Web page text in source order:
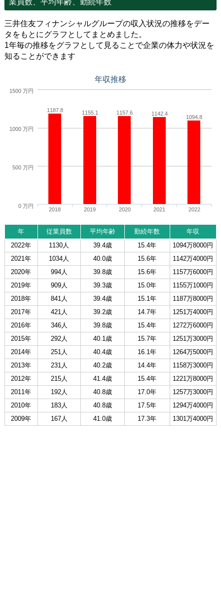
三井住友フィナンシャルグループの収入状況の推移をデー
タをもとにグラフとしてまとめました。
1年毎の推移をグラフとして見ることで企業の体力や状況を
知ることができます
年収推移
1187.8 1155.1 1157.6 1142.4
1094.8
2018 2019 2020 2021 2022
0 万円
500 万円
1000 万円
1500 万円
年 従業員数 平均年齢 勤続年数
年収
2022年
1130人 39.4歳 15.4年
1094万8000円
2021年
1034人 40.0歳 15.6年
1142万4000円
2020年
994人 39.8歳 15.6年
1157万6000円
2019年
909人 39.3歳 15.0年
1155万1000円
2018年
841人 39.4歳 15.1年
1187万8000円
2017年
421人 39.2歳 14.7年
1251万4000円
2016年
346人 39.8歳 15.4年
1272万6000円
2015年
292人 40.1歳 15.7年
1251万3000円
2014年
251人 40.4歳 16.1年
1264万5000円
2013年
231人 40.2歳 14.4年
1158万3000円
2012年
215人 41.4歳 15.4年
1221万8000円
2011年
192人 40.8歳 17.0年
1257万3000円
2010年
183人 40.8歳 17.5年
1294万4000円
2009年
167人 41.0歳 17.3年 1301万4000円